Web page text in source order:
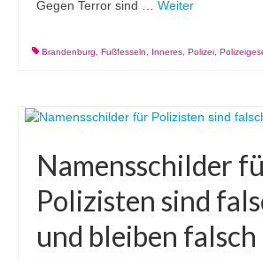
Gegen Terror sind … Weiter
Brandenburg Fußfesseln Inneres Polizei
Namensschilder
Polizisten sind
und bleiben falsch